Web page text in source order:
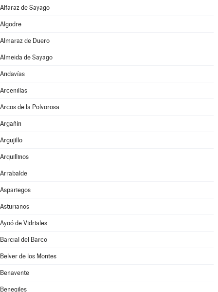
Alfaraz de Sayago
Algodre
Almaraz de Duero
Almeida de Sayago
Andavías
Arcenillas
Arcos de la Polvorosa
Argañín
Argujillo
Arquillinos
Arrabalde
Aspariegos
Asturianos
Ayoó de Vidriales
Barcial del Barco
Belver de los Montes
Benavente
Benegiles